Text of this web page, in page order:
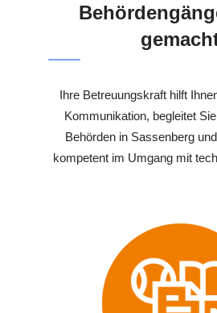
Ihre Betreuungskraft hilft
Kommunikation, begleitet
Behörden in Sassenberg
kompetent im Umgang mit